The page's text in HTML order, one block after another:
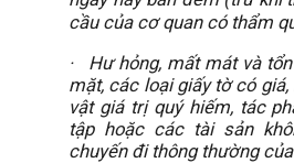
cầu của cơ quan có thẩm
·
Hư hỏng, mất mát và
mặt, các loại giấy tờ có giá,
vật giá trị quý hiếm, tác
tập hoặc các tài sản
chuyến đi thông thường